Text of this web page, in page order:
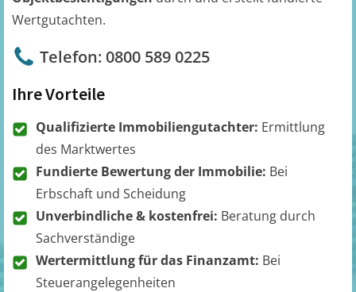
Wertgutachten.
Telefon: 0800 589 0225
Ihre Vorteile
Qualifizierte Immobiliengutachter: Ermittlung
des Marktwertes
Fundierte Bewertung der Immobilie: Bei
Erbschaft und Scheidung
Unverbindliche & kostenfrei: Beratung durch
Sachverständige
Wertermittlung für das Finanzamt: Bei
Steuerangelegenheiten